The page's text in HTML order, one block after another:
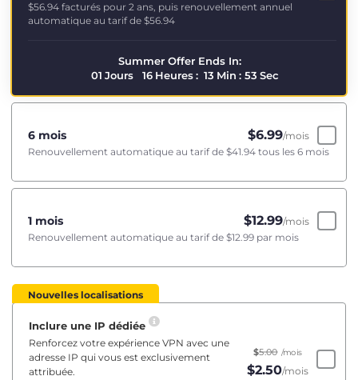
$56.94 facturés pour 2 ans, puis renouvellement annuel
automatique au tarif de $56.94
Summer Offer Ends In:
01 Jours 16 Heures : 13 Min : 53 Sec
6 mois $6.99/mois
Renouvellement automatique au tarif de $41.94 tous les 6 mois
1 mois $12.99/mois
Renouvellement automatique au tarif de $12.99 par mois
Nouvelles localisations
Inclure une IP dédiée
Renforcez votre expérience VPN avec une
adresse IP qui vous est exclusivement
attribuée.
$5.00 /mois
$2.50/mois